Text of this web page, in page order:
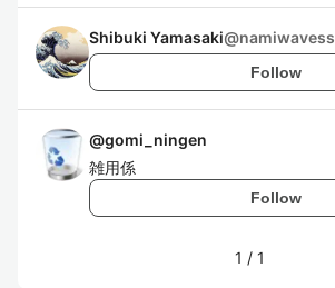
Shibuki Yamasaki@namiwavess
Follow
@gomi_ningen
雑用係
Follow
1 / 1